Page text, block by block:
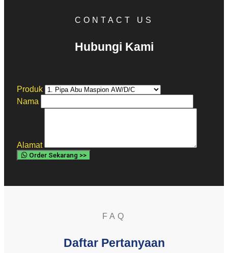
CONTACT US
Hubungi Kami
Produk
Nama
Alamat
Order Sekarang >>
FAQ
Daftar Pertanyaan